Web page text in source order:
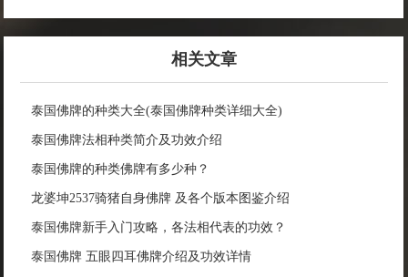
相关文章
泰国佛牌的种类大全(泰国佛牌种类详细大全)
泰国佛牌法相种类简介及功效介绍
泰国佛牌的种类佛牌有多少种？
龙婆坤2537骑猪自身佛牌 及各个版本图鉴介绍
泰国佛牌新手入门攻略，各法相代表的功效？
泰国佛牌 五眼四耳佛牌介绍及功效详情